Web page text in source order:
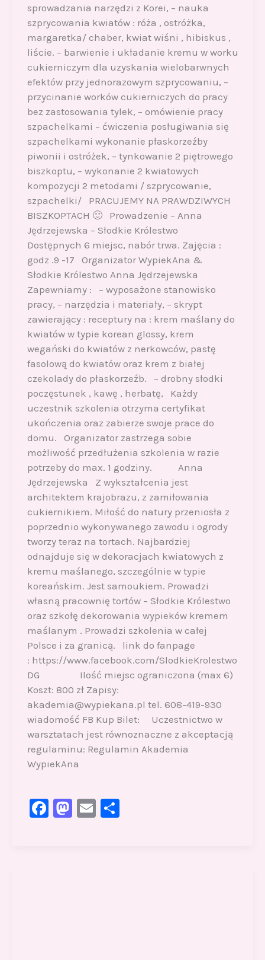
sprowadzania narzędzi z Korei, – nauka
szprycowania kwiatów : róża , ostróżka,
margaretka/ chaber, kwiat wiśni , hibiskus ,
liście. – barwienie i układanie kremu w worku
cukierniczym dla uzyskania wielobarwnych
efektów przy jednorazowym szprycowaniu, –
przycinanie worków cukierniczych do pracy
bez zastosowania tylek, – omówienie pracy
szpachelkami – ćwiczenia posługiwania się
szpachelkami wykonanie płaskorzeźby
piwonii i ostróżek, – tynkowanie 2 piętrowego
biszkoptu, – wykonanie 2 kwiatowych
kompozycji 2 metodami / szprycowanie,
szpachelki/ PRACUJEMY NA PRAWDZIWYCH
BISZKOPTACH 🙂 Prowadzenie – Anna
Jędrzejewska – Słodkie Królestwo
Dostępnych 6 miejsc, nabór trwa. Zajęcia :
godz .9 -17 Organizator WypiekAna &
Słodkie Królestwo Anna Jędrzejewska
Zapewniamy : – wyposażone stanowisko
pracy, – narzędzia i materiały, – skrypt
zawierający : receptury na : krem maślany do
kwiatów w typie korean glossy, krem
wegański do kwiatów z nerkowców, pastę
fasolową do kwiatów oraz krem z białej
czekolady do płaskorzeźb. – drobny słodki
poczęstunek , kawę , herbatę, Każdy
uczestnik szkolenia otrzyma certyfikat
ukończenia oraz zabierze swoje prace do
domu. Organizator zastrzega sobie
możliwość przedłużenia szkolenia w razie
potrzeby do max. 1 godziny. Anna
Jędrzejewska Z wykształcenia jest
architektem krajobrazu, z zamiłowania
cukiernikiem. Miłość do natury przeniosła z
poprzednio wykonywanego zawodu i ogrody
tworzy teraz na tortach. Najbardziej
odnajduje się w dekoracjach kwiatowych z
kremu maślanego, szczególnie w typie
koreańskim. Jest samoukiem. Prowadzi
własną pracownię tortów – Słodkie Królestwo
oraz szkołę dekorowania wypieków kremem
maślanym . Prowadzi szkolenia w całej
Polsce i za granicą. link do fanpage
: https://www.facebook.com/SlodkieKrolestwo
DG Ilość miejsc ograniczona (max 6)
Koszt: 800 zł Zapisy:
akademia@wypiekana.pl tel. 608-419-930
wiadomość FB Kup Bilet: Uczestnictwo w
warsztatach jest równoznaczne z akceptacją
regulaminu: Regulamin Akademia
WypiekAna
F
M E S